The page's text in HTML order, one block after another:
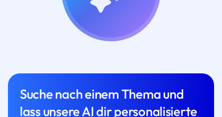
Suche nach einem Thema und
lass unsere AI dir personalisierte